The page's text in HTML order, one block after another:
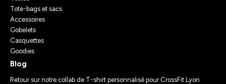
Tote-bags et sacs
Accessoires
Gobelets
Casquettes
Goodies
Blog
Retour sur notre collab de T-shirt personnalisé pour CrossFit Lyon